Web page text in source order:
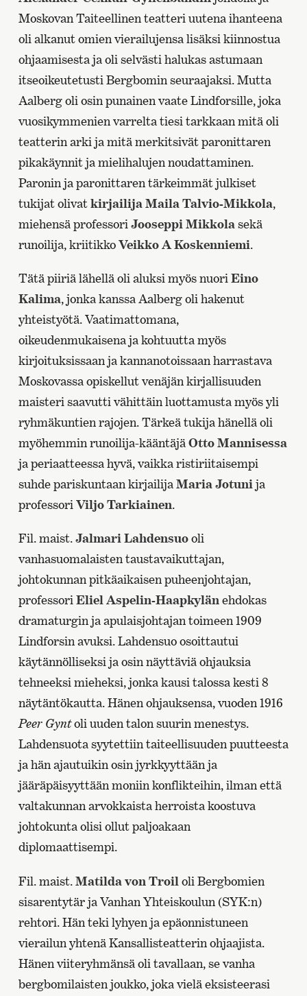
Moskovan Taiteellinen teatteri uutena ihanteena
oli alkanut omien vierailujensa lisäksi kiinnostua
ohjaamisesta ja oli selvästi halukas astumaan
itseoikeutetusti Bergbomin seuraajaksi. Mutta
Aalberg oli osin punainen vaate Lindforsille, joka
vuosikymmenien varrelta tiesi tarkkaan mitä oli
teatterin arki ja mitä merkitsivät paronittaren
pikakäynnit ja mielihalujen noudattaminen.
Paronin ja paronittaren tärkeimmät julkiset
tukijat olivatkirjailija Maila Talvio-Mikkola,
miehensä professori Jooseppi Mikkolasekä
runoilija, kriitikkoVeikko A Koskenniemi.
Tätä piiriä lähellä oli aluksi myös nuoriEino
Kalima, jonka kanssa Aalberg oli hakenut
yhteistyötä. Vaatimattomana,
oikeudenmukaisena ja kohtuutta myös
kirjoituksissaan ja kannanotoissaan harrastava
Moskovassa opiskellut venäjän kirjallisuuden
maisteri saavutti vähittäin luottamusta myös yli
ryhmäkuntien rajojen. Tärkeä tukija hänellä oli
myöhemmin runoilija-kääntäjäOtto Mannisessa
ja periaatteessa hyvä, vaikka ristiriitaisempi
suhde pariskuntaan kirjailijaMaria Jotunija
professoriViljo Tarkiainen.
Fil. maist.Jalmari Lahdensuooli
vanhasuomalaisten taustavaikuttajan,
johtokunnan pitkäaikaisen puheenjohtajan,
professoriEliel Aspelin-Haapkylänehdokas
dramaturgin ja apulaisjohtajan toimeen 1909
Lindforsin avuksi. Lahdensuo osoittautui
käytännölliseksi ja osin näyttäviä ohjauksia
tehneeksi mieheksi, jonka kausi talossa kesti 8
näytäntökautta. Hänen ohjauksensa, vuoden 1916
Peer Gyntoli uuden talon suurin menestys.
Lahdensuota syytettiin taiteellisuuden puutteesta
ja hän ajautuikin osin jyrkkyyttään ja
jääräpäisyyttään moniin konflikteihin, ilman että
valtakunnan arvokkaista herroista koostuva
johtokunta olisi ollut paljoakaan
diplomaattisempi.
Fil. maist.Matilda von Troil oli Bergbomien
sisarentytär ja Vanhan Yhteiskoulun (SYK:n)
rehtori. Hän teki lyhyen ja epäonnistuneen
vierailun yhtenä Kansallisteatterin ohjaajista.
Hänen viiteryhmänsä oli tavallaan, se vanha
bergbomilaisten joukko, joka vielä eksisteerasi